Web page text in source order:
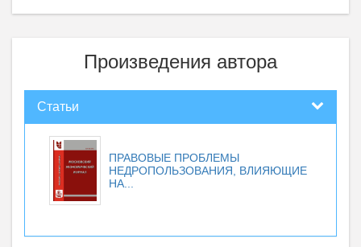
Произведения автора
Статьи
ПРАВОВЫЕ ПРОБЛЕМЫ
НЕДРОПОЛЬЗОВАНИЯ, ВЛИЯЮЩИЕ
НА...